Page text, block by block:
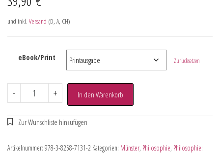
und inkl. Versand (D, A, CH)
eBook/Print Zurücksetzen
- + In den Warenkorb
Artikelnummer: 978-3-8258-7131-2 Kategorien: Münster, Philosophie, Philosophie: